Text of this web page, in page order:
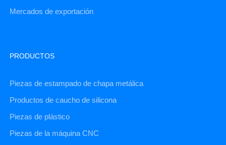
Mercados de exportación
PRODUCTOS
Piezas de estampado de chapa metálica
Productos de caucho de silicona
Piezas de plástico
Piezas de la máquina CNC